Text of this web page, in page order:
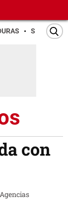
SAN PEDRO
con